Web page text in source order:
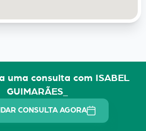
uma consulta com ISABEL
GUIMARÃES_
CONSULTA AGORA